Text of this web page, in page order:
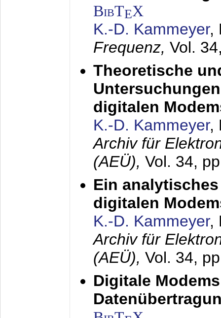
BibTEX
K.-D. Kammeyer,
Frequenz, Vol.
Theoretische
digitalen
K.-D. Kammeyer,
Archiv für
(AEÜ), Vol. 34,
Ein
digitalen
K.-D. Kammeyer,
Archiv für
(AEÜ), Vol. 34,
Digitale